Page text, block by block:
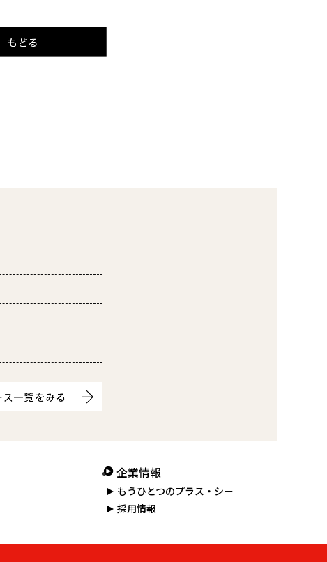
企業情報
もうひとつのプラス・シー
採用情報